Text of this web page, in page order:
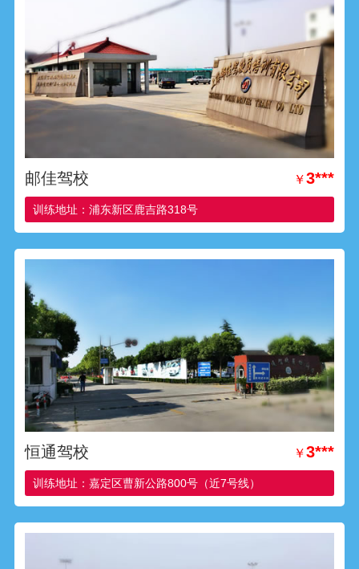
邮佳驾校 ￥3***
训练地址：浦东新区鹿吉路318号
恒通驾校 ￥3***
训练地址：嘉定区曹新公路800号（近7号线）